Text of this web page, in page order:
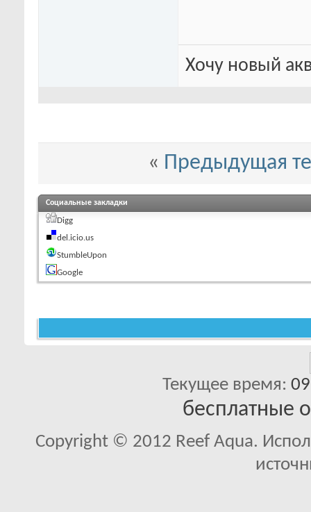
Хочу новый
« Предыдущая
Социальные закладки
Digg
del.icio.us
StumbleUpon
Google
Текущее время:
бесплатные
Copyright © 2012 Reef Aqua.